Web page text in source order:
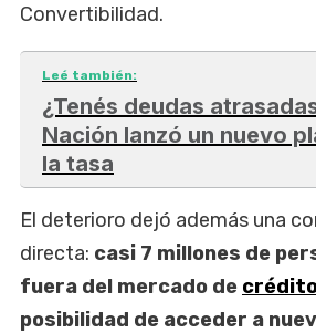
Convertibilidad.
Leé también:
¿Tenés deudas
Nación lanzó un nuevo
la tasa
El deterioro dejó además una
directa: casi 7 millones de
fuera del mercado de
posibilidad de acceder a